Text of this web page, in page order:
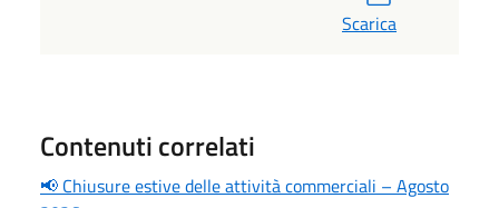
Scarica
Contenuti correlati
📢 Chiusure estive delle attività commerciali – Agosto